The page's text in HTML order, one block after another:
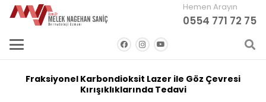
Hemen Arayın
0554 771 72 75
Fraksiyonel Karbondioksit Lazer ile Göz Çevresi
Kırışıklıklarında Tedavi